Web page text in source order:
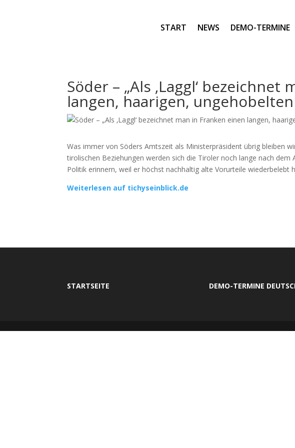
START NEWS DEMO-TERMINE
Söder – „Als ‚Laggl‘
langen, haarigen,
Was immer von Söders Amtszeit als Ministerpräsident übrig bleiben
tirolischen Beziehungen werden sich die Tiroler noch lange nach dem
Politik erinnern, weil er höchst nachhaltig alte Vorurteile wiederbelebt
Weiterlesen auf tichyseinblick.de
STARTSEITE DEMO-TERMINE